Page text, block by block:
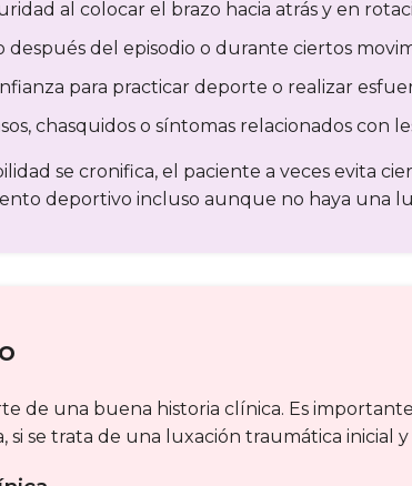
al colocar el brazo hacia atrás y en
después del episodio o durante ciertos
para practicar deporte o realizar
chasquidos o síntomas relacionados con
se cronifica, el paciente a veces evita
deportivo incluso aunque no haya una
de una buena historia clínica. Es
si se trata de una luxación traumática inicial